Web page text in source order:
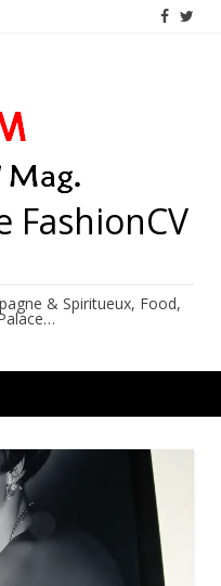
FashionCV
& Spiritueux, Food,